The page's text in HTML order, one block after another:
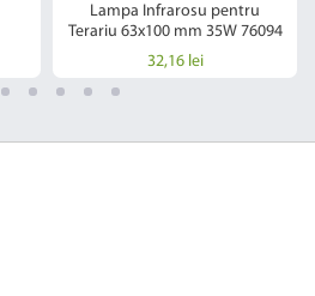
Lampa Infrarosu pentru
Terariu 63x100 mm 35W 76094
32,16 lei